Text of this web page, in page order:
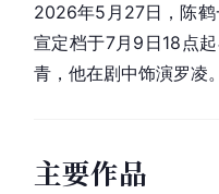
2026年5月27日，陈鹤
宣定档于7月9日18点
青，他在剧中饰演罗凌
主要作品